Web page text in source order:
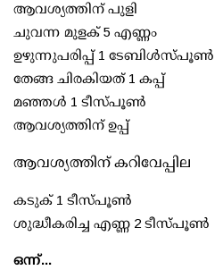
ആവശ്യത്തിന് പുളി
ചുവന്ന മുളക് 5 എണ്ണം
ഉഴുന്നുപരിപ്പ് 1 ടേബിള്‍സ്പൂണ്‍
തേങ്ങ ചിരകിയത് 1 കപ്പ്
മഞ്ഞള്‍ 1 ടീസ്പൂണ്‍
ആവശ്യത്തിന് ഉപ്പ്
ആവശ്യത്തിന് കറിവേപ്പില
കടുക് 1 ടീസ്പൂണ്‍
ശുദ്ധീകരിച്ച എണ്ണ 2 ടീസ്പൂണ്‍
ഒന്ന്...